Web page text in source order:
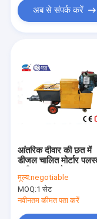
अब से संपर्क करें
आंतरिक दीवार की छत में
डीजल चालित मोर्टार
मूल्य:negotiable
MOQ:1 सेट
नवीनतम कीमत पता करें